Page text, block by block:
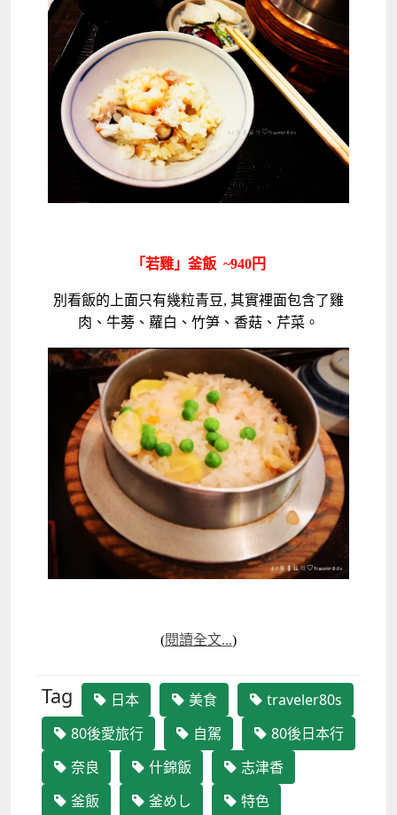
「若雞」釜飯 ~940円
別看飯的上面只有幾粒青豆, 其實裡面包含了雞
肉、牛蒡、蘿白、竹笋、香菇、芹菜。
(閱讀全文...)
Tag 日本 美食
traveler80s
80後愛旅行
自駕
80後日本行
奈良
什錦飯
志津香
釜飯
釜めし 特色